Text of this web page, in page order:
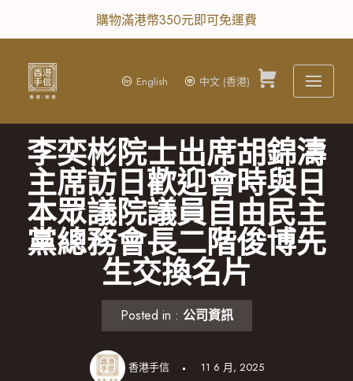
Skip
content
購物滿港幣350元即可免運費
English 中文 (香港)
李奕彬院士出席胡錦濤
主席訪日歡迎會時與日
本眾議院議員自由民主
黨總務會長二階俊博先
生交換名片
Posted in : 公司資訊
香港手信 11 6 月, 2025